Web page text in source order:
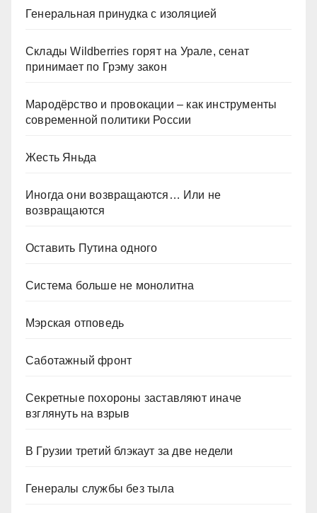
Генеральная принудка с изоляцией
Склады Wildberries горят на Урале, сенат
принимает по Грэму закон
Мародёрство и провокации – как инструменты
современной политики России
Жесть Яньда
Иногда они возвращаются… Или не
возвращаются
Оставить Путина одного
Система больше не монолитна
Мэрская отповедь
Саботажный фронт
Секретные похороны заставляют иначе
взглянуть на взрыв
В Грузии третий блэкаут за две недели
Генералы службы без тыла